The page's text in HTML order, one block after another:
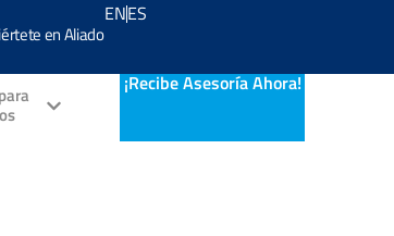
en Aliado
ENES
¡Recibe Asesoría Ahora!